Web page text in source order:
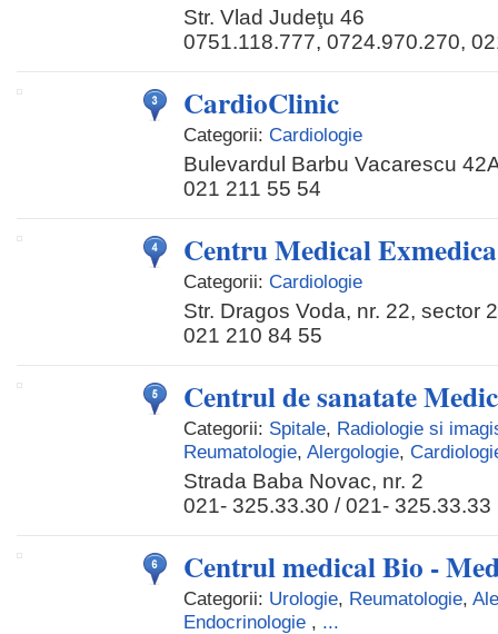
Str. Vlad Judeţu 46
0751.118.777, 0724.970.270,
CardioClinic
Categorii: Cardiologie
Bulevardul Barbu Vacarescu
021 211 55 54
Centru Medical Exmedica
Categorii: Cardiologie
Str. Dragos Voda, nr. 22, sector 2
021 210 84 55
Centrul de sanatate
Categorii: Spitale, Radiologie si
Reumatologie, Alergologie,
Strada Baba Novac, nr. 2
021- 325.33.30 / 021- 325.33.33
Centrul medical Bio -
Categorii: Urologie, Reumatologie,
Endocrinologie , ...